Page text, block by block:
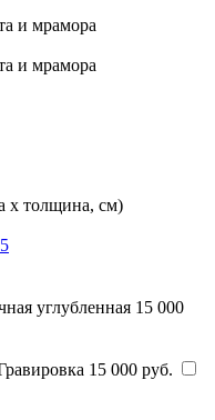
и мрамора
и мрамора
х толщина, см)
углубленная 15 000
15 000 руб.